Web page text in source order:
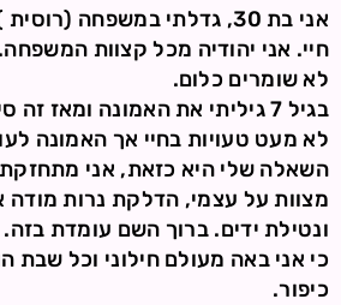
אני בת 30, גדלתי במשפחה
חיי. אני יהודיה מכל קצוות
לא שומרים כלום.
בגיל 7 גיליתי את האמונה ומאז
לא מעט טעויות בחיי אך האמונה
השאלה שלי היא כזאת, אני
מצוות על עצמי, הדלקת נרות מודה
ונטילת ידים. ברוך השם עומדת
כי אני באה מעולם חילוני וכל שבת
כיפור.